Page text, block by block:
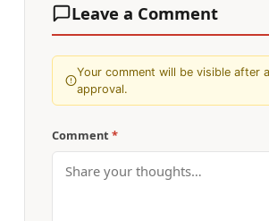
Leave a Comment
Your comment will be visible after
approval.
Comment *